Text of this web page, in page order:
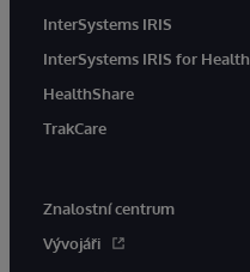
InterSystems IRIS
InterSystems IRIS for Health
HealthShare
TrakCare
Znalostní centrum
Vývojáři